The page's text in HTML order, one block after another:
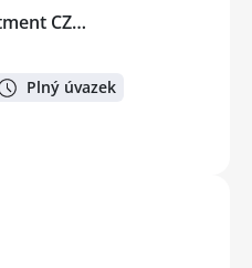
CZ…
Plný úvazek